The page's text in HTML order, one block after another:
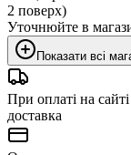
2 поверх)
Уточнюйте в
Показати всі
При оплаті на
доставка